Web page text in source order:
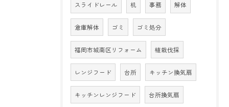
スライドレール 机 事務 解体
倉庫解体 ゴミ ゴミ処分
福岡市城南区リフォーム 植栽伐採
レンジフード 台所 キッチン換気扇
キッチンレンジフード 台所換気扇